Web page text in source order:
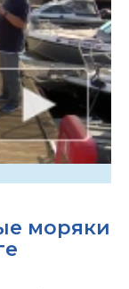
моряки